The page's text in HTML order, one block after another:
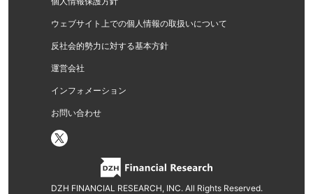
ウェブサイト上での個人情報の取扱いについて
反社会的勢力に対する基本方針
運営会社
インフォメーション
お問い合わせ
DZH FINANCIAL RESEARCH, INC. All Rights Reserved.